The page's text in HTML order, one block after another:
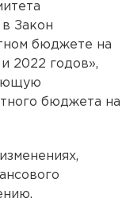
Закон
бюджете на
2022 годов»,
бюджета на